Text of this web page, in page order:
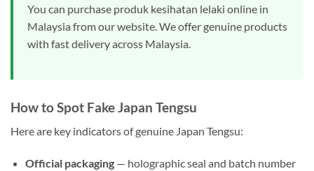
You can purchase produk kesihatan lelaki online in
Malaysia from our website. We offer genuine products
with fast delivery across Malaysia.
How to Spot Fake Japan Tengsu
Here are key indicators of genuine Japan Tengsu:
Official packaging— holographic seal and batch number